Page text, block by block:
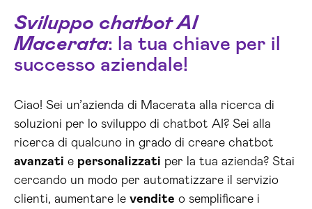
Sviluppo chatbot AI
Macerata: la tua chiave per il
successo aziendale!
Ciao! Sei un’azienda di Macerata alla ricerca di
soluzioni per lo sviluppo di chatbot AI? Sei alla
ricerca di qualcuno in grado di creare chatbot
avanzati e personalizzati per la tua azienda? Stai
cercando un modo per automatizzare il servizio
clienti, aumentare le vendite o semplificare i